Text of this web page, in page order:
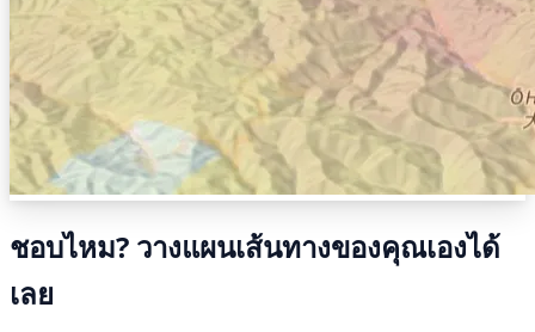
ชอบไหม? วางแผนเส้นทางของคุณเองได้
เลย